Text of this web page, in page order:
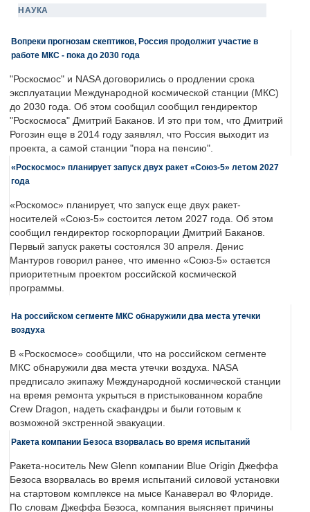
НАУКА
Вопреки прогнозам скептиков, Россия продолжит участие в
работе МКС - пока до 2030 года
"Роскосмос" и NASA договорились о продлении срока
эксплуатации Международной космической станции (МКС)
до 2030 года. Об этом сообщил сообщил гендиректор
"Роскосмоса" Дмитрий Баканов. И это при том, что Дмитрий
Рогозин еще в 2014 году заявлял, что Россия выходит из
проекта, а самой станции "пора на пенсию".
«Роскосмос» планирует запуск двух ракет «Союз-5» летом 2027
года
«Роскомос» планирует, что запуск еще двух ракет-
носителей «Союз-5» состоится летом 2027 года. Об этом
сообщил гендиректор госкорпорации Дмитрий Баканов.
Первый запуск ракеты состоялся 30 апреля. Денис
Мантуров говорил ранее, что именно «Союз-5» остается
приоритетным проектом российской космической
программы.
На российском сегменте МКС обнаружили два места утечки
воздуха
В «Роскосмосе» сообщили, что на российском сегменте
МКС обнаружили два места утечки воздуха. NASA
предписало экипажу Международной космической станции
на время ремонта укрыться в пристыкованном корабле
Crew Dragon, надеть скафандры и были готовым к
возможной экстренной эвакуации.
Ракета компании Безоса взорвалась во время испытаний
Ракета-носитель New Glenn компании Blue Origin Джеффа
Безоса взорвалась во время испытаний силовой установки
на стартовом комплексе на мысе Канаверал во Флориде.
По словам Джеффа Безоса, компания выясняет причины